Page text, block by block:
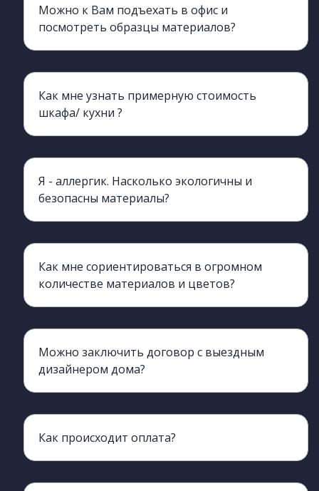
Можно к Вам подъехать в офис и
посмотреть образцы материалов?
Как мне узнать примерную стоимость
шкафа/ кухни ?
Я - аллергик. Насколько экологичны и
безопасны материалы?
Как мне сориентироваться в огромном
количестве материалов и цветов?
Можно заключить договор с выездным
дизайнером дома?
Как происходит оплата?